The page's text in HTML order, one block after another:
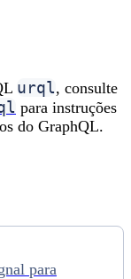
urql, consulte
para instruções
do GraphQL.
para